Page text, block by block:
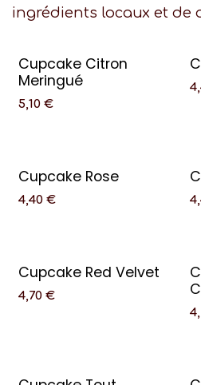
ingrédients locaux et de
Cupcake Citron
Meringué
5,10 €
Cupcake Rose
4,40 €
Cupcake Red Velvet
4,70 €